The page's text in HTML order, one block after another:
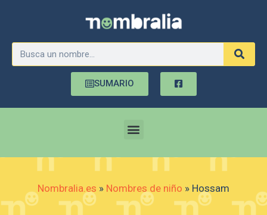
SUMARIO
Nombralia.es » Nombres de niño » Hossam